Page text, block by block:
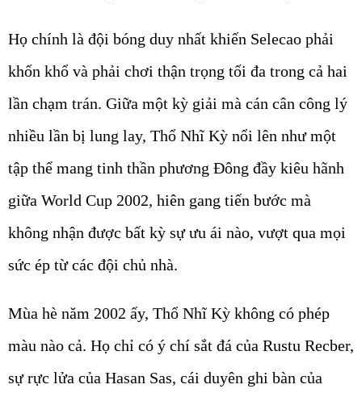
Họ chính là đội bóng duy nhất khiến Selecao phải
khốn khổ và phải chơi thận trọng tối đa trong cả hai
lần chạm trán. Giữa một kỳ giải mà cán cân công lý
nhiều lần bị lung lay, Thổ Nhĩ Kỳ nổi lên như một
tập thể mang tinh thần phương Đông đầy kiêu hãnh
giữa World Cup 2002, hiên gang tiến bước mà
không nhận được bất kỳ sự ưu ái nào, vượt qua mọi
sức ép từ các đội chủ nhà.
Mùa hè năm 2002 ấy, Thổ Nhĩ Kỳ không có phép
màu nào cả. Họ chỉ có ý chí sắt đá của Rustu Recber,
sự rực lửa của Hasan Sas, cái duyên ghi bàn của